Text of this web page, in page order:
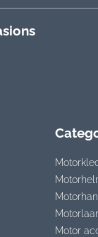
Motor